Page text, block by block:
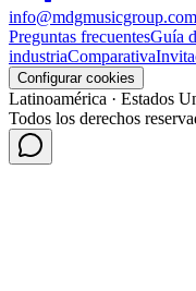
info@mdgmusicgroup.com
Preguntas frecuentesGuía
industriaComparativa
Configurar cookies
Latinoamérica · Estados
Todos los derechos